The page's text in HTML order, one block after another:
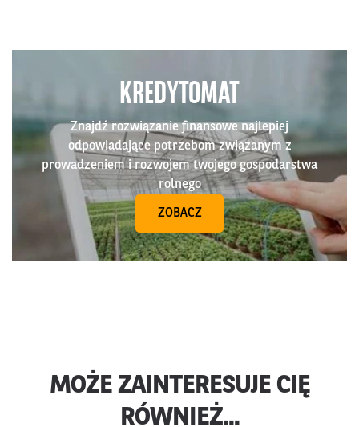
KREDYTOMAT
Znajdź rozwiązanie finansowe najlepiej
odpowiadające potrzebom związanym z
prowadzeniem i rozwojem twojego gospodarstwa
rolnego
ZOBACZ
MOŻE ZAINTERESUJE CIĘ
RÓWNIEŻ...